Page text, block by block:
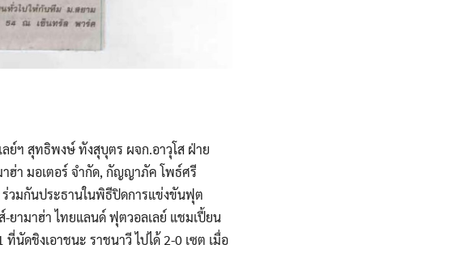
ย์ฯ สุทธิพงษ์ ทังสุบุตร ผจก.อาวุโส ฝ่าย
ฮ่า มอเตอร์ จำกัด, กัญญาภัค โพธ์ศรี
ร่วมกันประธานในพิธีปิดการแข่งขันฟุต
ยามาฮ่า ไทยแลนด์ ฟุตวอลเลย์ แชมเปี้ยน
ดชิงเอาชนะ ราชนาวี ไปได้ 2-0 เซต เมื่อ